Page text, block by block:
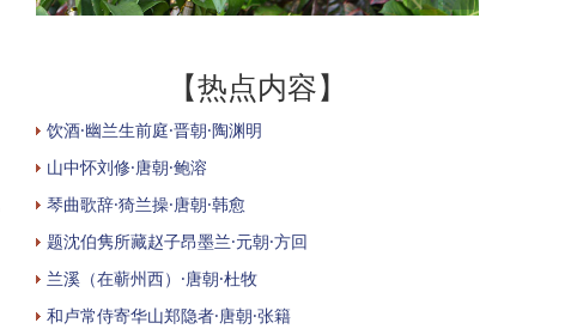
【热点内容】
饮酒·幽兰生前庭·晋朝·陶渊明
山中怀刘修·唐朝·鲍溶
琴曲歌辞·猗兰操·唐朝·韩愈
题沈伯隽所藏赵子昂墨兰·元朝·方回
兰溪（在蕲州西）·唐朝·杜牧
和卢常侍寄华山郑隐者·唐朝·张籍